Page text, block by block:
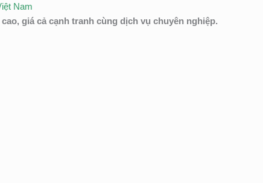
Nam
giá cả cạnh tranh cùng dịch vụ chuyên nghiệp.